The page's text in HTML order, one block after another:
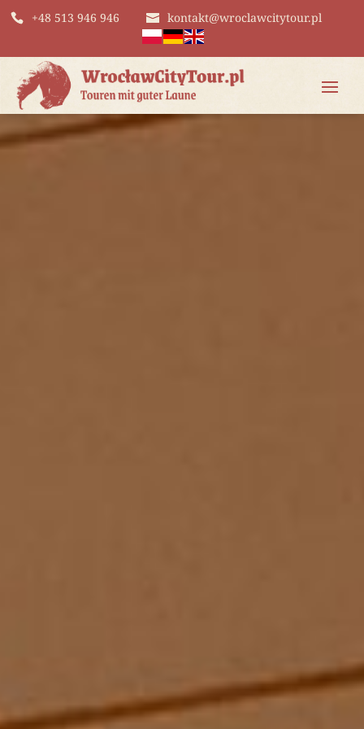
+48 513 946 946 kontakt@wroclawcitytour.pl